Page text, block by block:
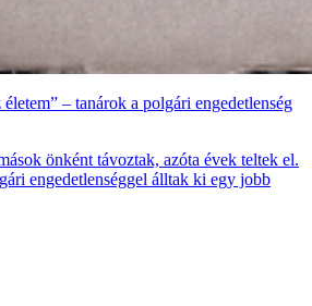
– tanárok a polgári engedetlenség
önként távoztak, azóta évek teltek el.
engedetlenséggel álltak ki egy jobb